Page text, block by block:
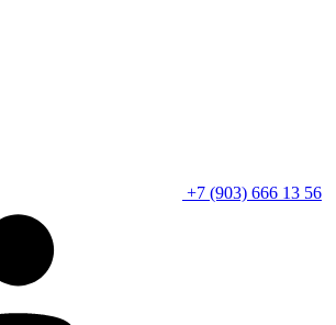
+7 (903) 666 13 56